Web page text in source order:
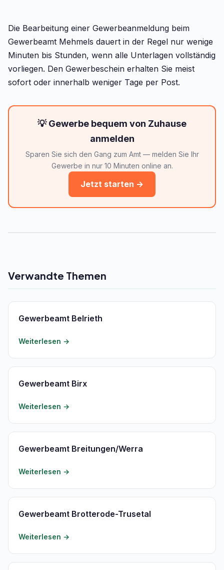
Die Bearbeitung einer Gewerbeanmeldung beim
Gewerbeamt Mehmels dauert in der Regel nur wenige
Minuten bis Stunden, wenn alle Unterlagen vollständig
vorliegen. Den Gewerbeschein erhalten Sie meist
sofort oder innerhalb weniger Tage per Post.
💡 Gewerbe bequem von Zuhause
anmelden
Sparen Sie sich den Gang zum Amt — melden Sie Ihr
Gewerbe in nur 10 Minuten online an.
Jetzt starten →
Verwandte Themen
Gewerbeamt Belrieth
Weiterlesen →
Gewerbeamt Birx
Weiterlesen →
Gewerbeamt Breitungen/Werra
Weiterlesen →
Gewerbeamt Brotterode-Trusetal
Weiterlesen →